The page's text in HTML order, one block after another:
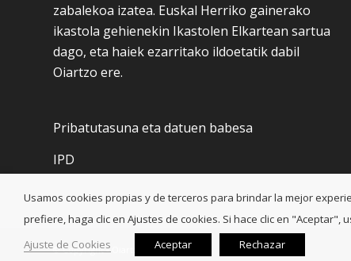
zabalekoa izatea. Euskal Herriko gainerako
ikastola gehienekin Ikastolen Elkartean sartua
dago, eta haiek ezarritako ildoetatik dabil
Oiartzo ere.
Pribatutasuna eta datuen babesa
IPD
© Copyright - Oiartzo Ikastola
Usamos cookies propias y de terceros para brindar la mejor
prefiere, haga clic en Ajustes de cookies. Si hace clic en
Ajuste de Cookies
Aceptar Rechazar